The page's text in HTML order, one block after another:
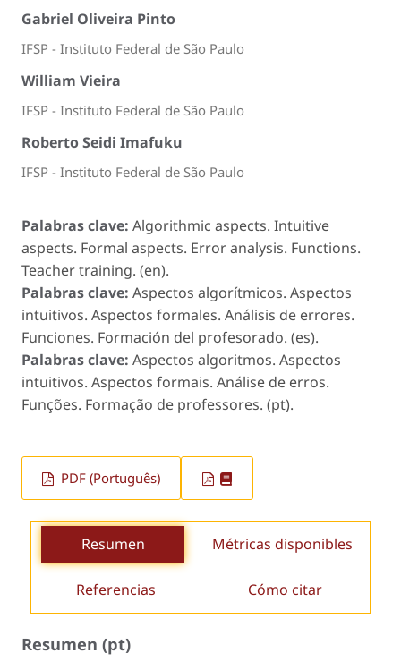
Gabriel Oliveira Pinto
IFSP - Instituto Federal de São Paulo
William Vieira
IFSP - Instituto Federal de São Paulo
Roberto Seidi Imafuku
IFSP - Instituto Federal de São Paulo
Palabras clave: Algorithmic aspects. Intuitive
aspects. Formal aspects. Error analysis. Functions.
Teacher training. (en).
Palabras clave: Aspectos algorítmicos. Aspectos
intuitivos. Aspectos formales. Análisis de errores.
Funciones. Formación del profesorado. (es).
Palabras clave: Aspectos algoritmos. Aspectos
intuitivos. Aspectos formais. Análise de erros.
Funções. Formação de professores. (pt).
PDF (Português)
Resumen Métricas disponibles
Referencias Cómo citar
Resumen (pt)